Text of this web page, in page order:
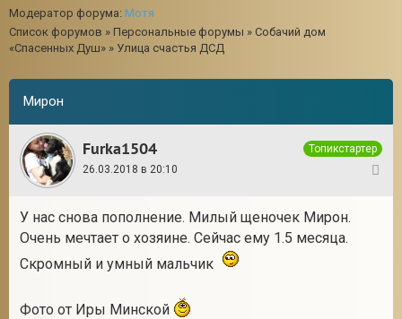
Модератор форума: Мотя
Список форумов » Персональные форумы » Собачий дом
«Спасенных Душ» » Улица счастья ДСД
Мирон
Furka1504
Топикстартер
26.03.2018 в 20:10
У нас снова пополнение. Милый щеночек Мирон.
Очень мечтает о хозяине. Сейчас ему 1.5 месяца.
Скромный и умный мальчик
Фото от Иры Минской